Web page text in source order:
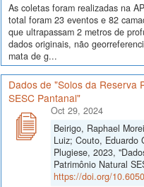
As coletas foram realizadas na
total foram 23 eventos e 82
que ultrapassam 2 metros de
dados originais, não
mata de g...
Dados de "Solos da Reserva
SESC Pantanal"
Oct 29, 2024
Beirigo, Raphael
Luiz; Couto, Eduardo
Plugiese, 2023,
Patrimônio Natural
https://doi.org/